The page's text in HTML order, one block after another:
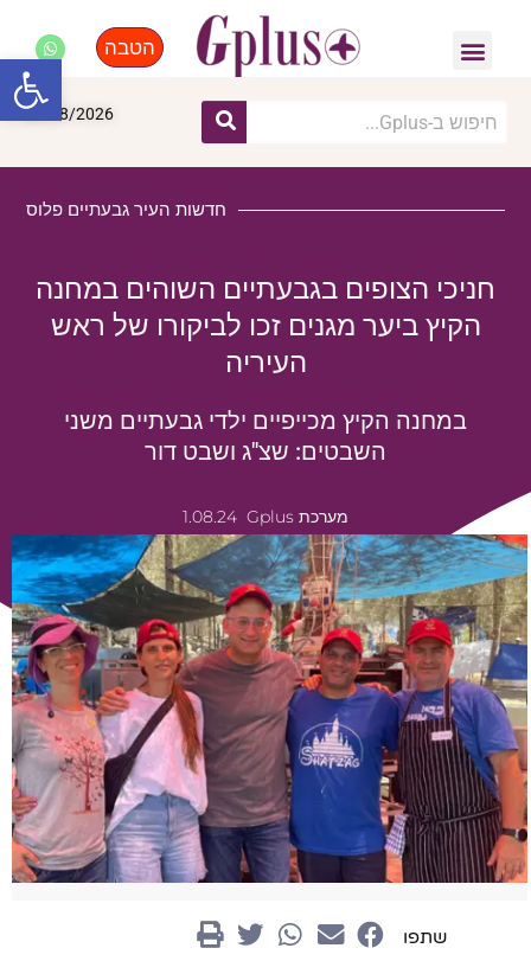
הטבה
09/08/2026
חדשות העיר גבעתיים פלוס
חניכי הצופים בגבעתיים השוהים במחנה
הקיץ ביער מגנים זכו לביקורו של ראש
העיריה
במחנה הקיץ מכייפיים ילדי גבעתיים משני
השבטים: שצ"ג ושבט דור
מערכת Gplus 1.08.24
שתפו
פתח